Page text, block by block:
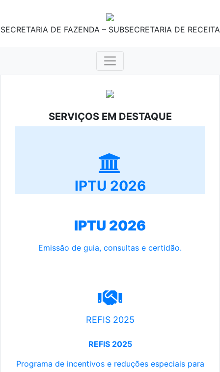
SECRETARIA DE FAZENDA – SUBSECRETARIA DE RECEITA
SERVIÇOS EM DESTAQUE
IPTU 2026
IPTU 2026
Emissão de guia, consultas e certidão.
REFIS 2025
REFIS 2025
Programa de incentivos e reduções especiais para